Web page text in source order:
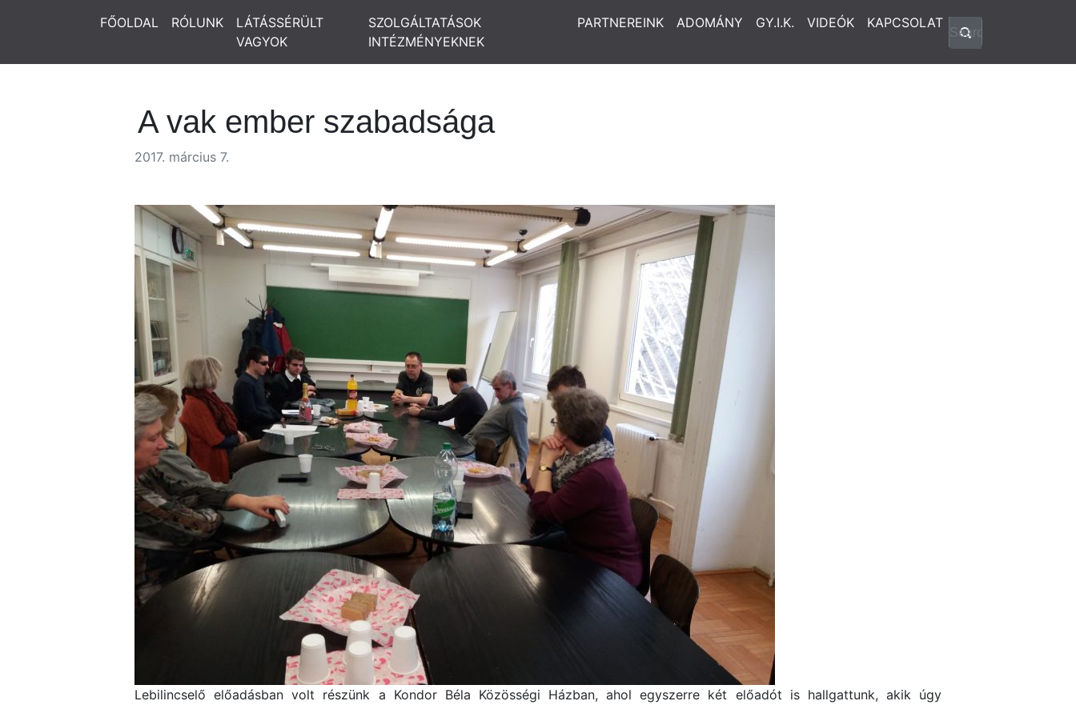
FŐOLDAL RÓLUNK
LÁTÁSSÉRÜLT
VAGYOK
SZOLGÁLTATÁSOK
INTÉZMÉNYEKNEK
PARTNEREINK ADOMÁNY GY.I.K. VIDEÓK KAPCSOLAT
A vak ember szabadsága
2017. március 7.
Lebilincselő előadásban volt részünk a Kondor Béla Közösségi Házban, ahol egyszerre két előadót is hallgattunk, akik úgy